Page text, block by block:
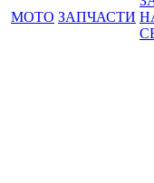
МОТО ЗАПЧАСТИ